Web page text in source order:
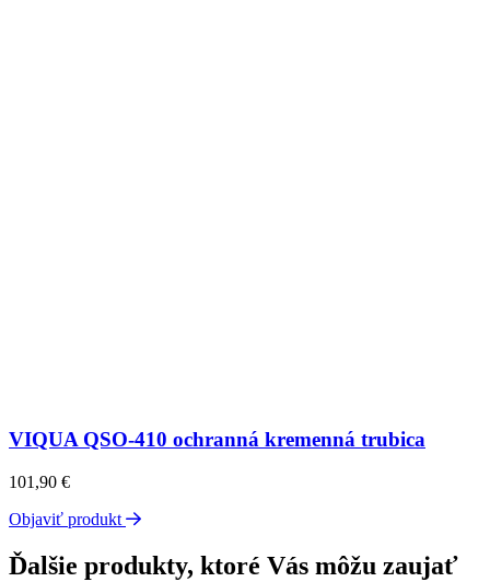
VIQUA QSO-410 ochranná kremenná trubica
101,90 €
Objaviť produkt
Ďalšie produkty, ktoré Vás môžu zaujať